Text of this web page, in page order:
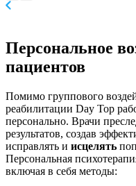
Персональное
пациентов
Помимо группового
реабилитации Day Top
персонально. Врачи
результатов, создав
исправлять и исцелять
Персональная
включая в себя методы: